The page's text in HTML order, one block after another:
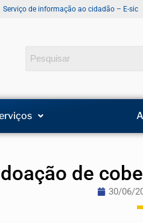
Serviço de informação ao cidadão – E-sic
de
30/06/